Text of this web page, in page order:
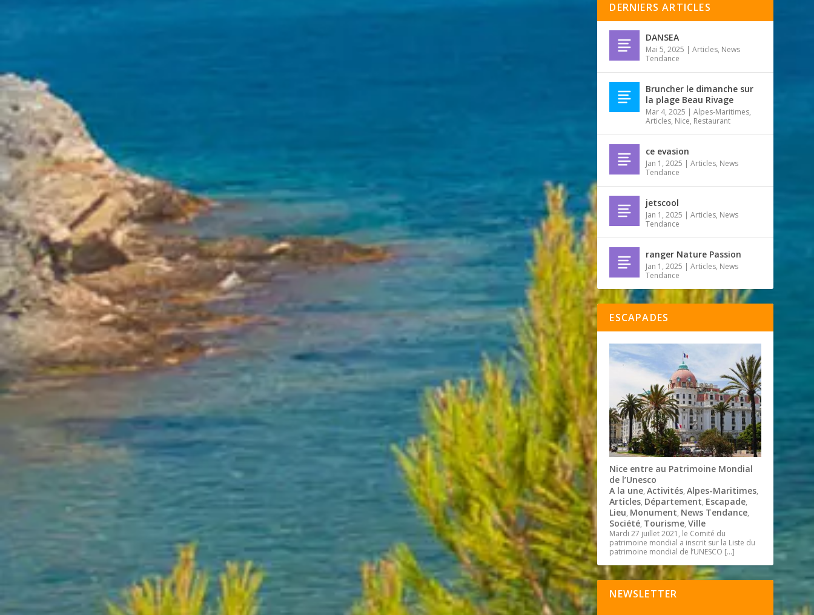
DERNIERS ARTICLES
DANSEA
Mai 5, 2025 |Articles, News
Tendance
Bruncher le dimanche sur
la plage Beau Rivage
Mar 4, 2025 |Alpes-Maritimes,
Articles, Nice, Restaurant
ce evasion
Jan 1, 2025 |Articles, News
Tendance
jetscool
Jan 1, 2025 |Articles, News
Tendance
ranger Nature Passion
Jan 1, 2025 |Articles, News
Tendance
ESCAPADES
Nice entre au Patrimoine Mondial
de l’Unesco
A la une,Activités,Alpes-Maritimes,
Articles, Département, Escapade,
Lieu, Monument, News Tendance,
Société, Tourisme,Ville
Mardi 27 juillet 2021, le Comité du
patrimoine mondial a inscrit sur la Liste du
patrimoine mondial de l’UNESCO […]
NEWSLETTER